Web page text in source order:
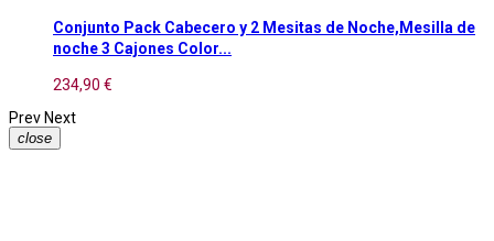
Conjunto Pack Cabecero y 2 Mesitas de Noche,Mesilla de
noche 3 Cajones Color...
234,90 €
Prev Next
close